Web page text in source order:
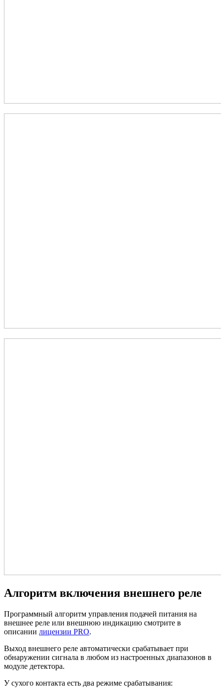
Алгоритм включения внешнего реле
Программный алгоритм управления подачей питания на
внешнее реле или внешнюю индикацию смотрите в
описании лицензии PRO.
Выход внешнего реле автоматически срабатывает при
обнаружении сигнала в любом из настроенных диапазонов в
модуле детектора.
У сухого контакта есть два режиме срабатывания: